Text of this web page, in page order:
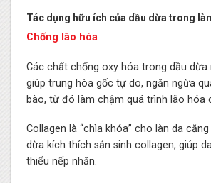
Tác dụng hữu ích của dầu dừa trong
Chống lão hóa
Các chất chống oxy hóa trong dầu dừa
giúp trung hòa gốc tự do, ngăn ngừa
bào, từ đó làm chậm quá trình lão hóa
Collagen là “chìa khóa” cho làn da
dừa kích thích sản sinh collagen, giúp
thiểu nếp nhăn.